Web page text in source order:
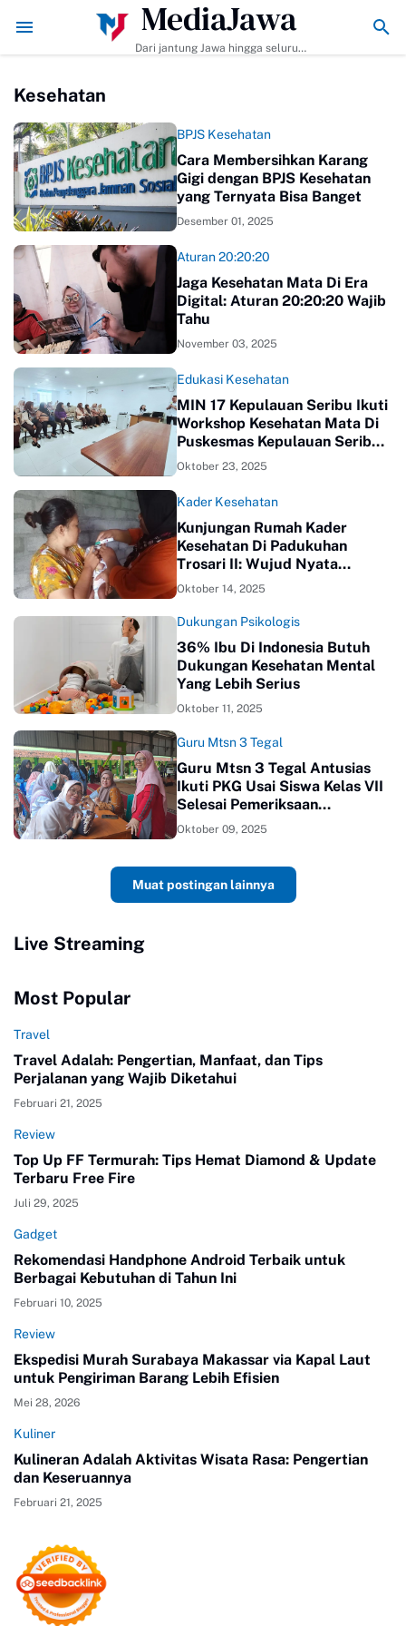
dan Tips Agar Bumbunya Meresap Sempurna! Ekonomi Bisnis
MediaJawa
Dari jantung Jawa hingga seluruh
akurat.
Kesehatan
BPJS Kesehatan
Cara Membersihkan Karang
Gigi dengan BPJS Kesehatan
yang Ternyata Bisa Banget
Desember 01, 2025
Aturan 20:20:20
Jaga Kesehatan Mata Di Era
Digital: Aturan 20:20:20 Wajib
Tahu
November 03, 2025
Edukasi Kesehatan
MIN 17 Kepulauan Seribu Ikuti
Workshop Kesehatan Mata Di
Puskesmas Kepulauan Seribu
Selatan
Oktober 23, 2025
Kader Kesehatan
Kunjungan Rumah Kader
Kesehatan Di Padukuhan
Trosari II: Wujud Nyata
Kepedulian Untuk Masyarakat
Oktober 14, 2025
Dukungan Psikologis
36% Ibu Di Indonesia Butuh
Dukungan Kesehatan Mental
Yang Lebih Serius
Oktober 11, 2025
Guru Mtsn 3 Tegal
Guru Mtsn 3 Tegal Antusias
Ikuti PKG Usai Siswa Kelas VII
Selesai Pemeriksaan
Kesehatan
Oktober 09, 2025
Muat postingan lainnya
Live Streaming
Most Popular
Travel
Travel Adalah: Pengertian, Manfaat, dan Tips
Perjalanan yang Wajib Diketahui
Februari 21, 2025
Review
Top Up FF Termurah: Tips Hemat Diamond & Update
Terbaru Free Fire
Juli 29, 2025
Gadget
Rekomendasi Handphone Android Terbaik untuk
Berbagai Kebutuhan di Tahun Ini
Februari 10, 2025
Review
Ekspedisi Murah Surabaya Makassar via Kapal Laut
untuk Pengiriman Barang Lebih Efisien
Mei 28, 2026
Kuliner
Kulineran Adalah Aktivitas Wisata Rasa: Pengertian
dan Keseruannya
Februari 21, 2025